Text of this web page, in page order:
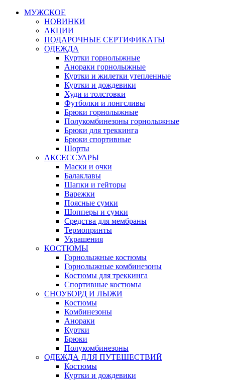
МУЖСКОЕ
НОВИНКИ
АКЦИИ
ПОДАРОЧНЫЕ СЕРТИФИКАТЫ
ОДЕЖДА
Куртки горнолыжные
Анораки горнолыжные
Куртки и жилетки утепленные
Куртки и дождевики
Худи и толстовки
Футболки и лонгсливы
Брюки горнолыжные
Полукомбинезоны горнолыжные
Брюки для треккинга
Брюки спортивные
Шорты
АКСЕССУАРЫ
Маски и очки
Балаклавы
Шапки и гейторы
Варежки
Поясные сумки
Шопперы и сумки
Средства для мембраны
Термопринты
Украшения
КОСТЮМЫ
Горнолыжные костюмы
Горнолыжные комбинезоны
Костюмы для треккинга
Спортивные костюмы
СНОУБОРД И ЛЫЖИ
Костюмы
Комбинезоны
Анораки
Куртки
Брюки
Полукомбинезоны
ОДЕЖДА ДЛЯ ПУТЕШЕСТВИЙ
Костюмы
Куртки и дождевики